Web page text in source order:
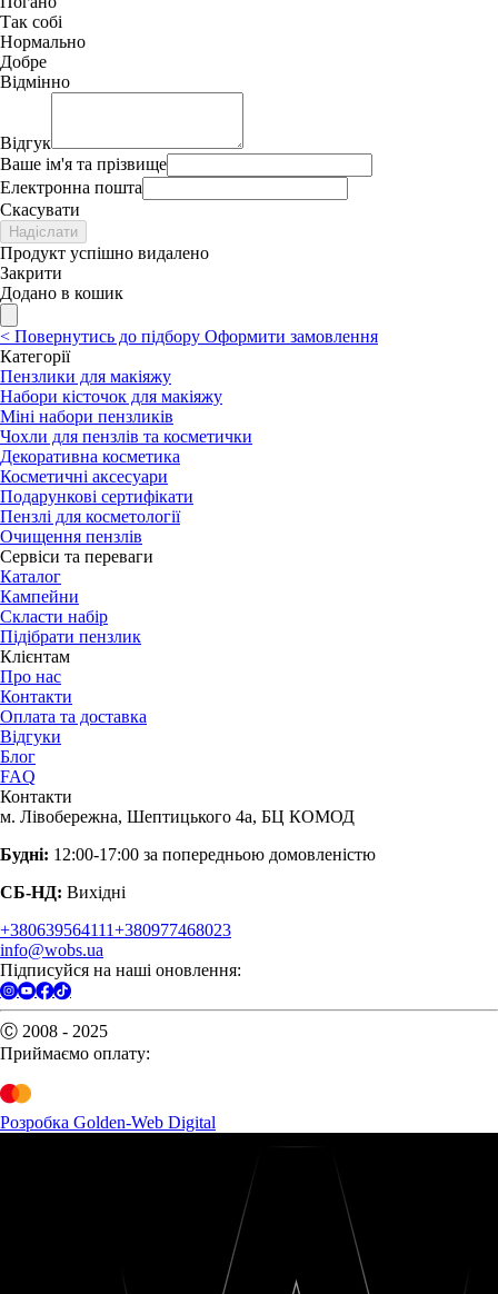
Так собі
Нормально
Добре
Відмінно
Відгук
Ваше ім'я та прізвище
Електронна пошта
Скасувати
Надіслати
Продукт успішно видалено
Закрити
Додано в кошик
< Повернутись до підбору Оформити замовлення
Категорії
Пензлики для макіяжу
Набори кісточок для макіяжу
Міні набори пензликів
Чохли для пензлів та косметички
Декоративна косметика
Косметичні аксесуари
Подарункові сертифікати
Пензлі для косметології
Очищення пензлів
Сервіси та переваги
Каталог
Кампейни
Скласти набір
Підібрати пензлик
Клієнтам
Про нас
Контакти
Оплата та доставка
Відгуки
Блог
FAQ
Контакти
м. Лівобережна, Шептицького 4а, БЦ КОМОД
Будні: 12:00-17:00 за попередньою домовленістю
СБ-НД: Вихідні
+380639564111+380977468023
info@wobs.ua
Підписуйся на наші оновлення:
Ⓒ 2008 - 2025
Приймаємо оплату:
Розробка Golden-Web Digital